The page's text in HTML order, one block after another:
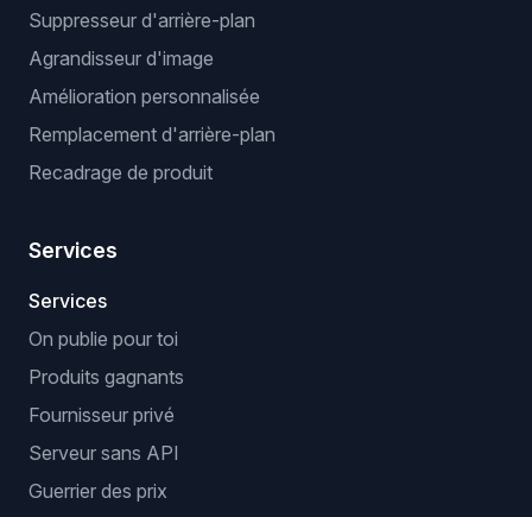
Suppresseur d'arrière-plan
Agrandisseur d'image
Amélioration personnalisée
Remplacement d'arrière-plan
Recadrage de produit
Services
Services
On publie pour toi
Produits gagnants
Fournisseur privé
Serveur sans API
Guerrier des prix